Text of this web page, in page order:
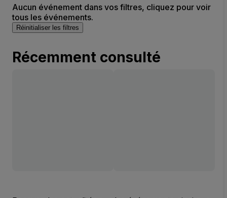
Aucun événement dans vos filtres, cliquez pour voir
tous les événements.
Réinitialiser les filtres
Récemment consulté